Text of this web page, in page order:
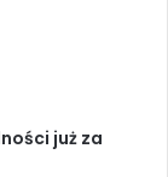
już za